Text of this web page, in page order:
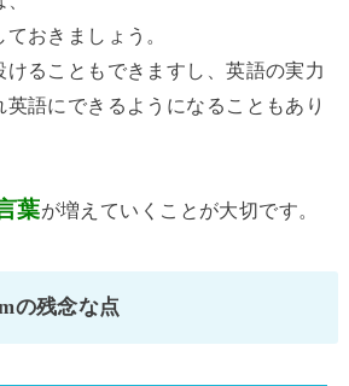
おきましょう。
ることもできますし、英語の実力
語にできるようになることもあり
葉が増えていくことが大切です。
の残念な点